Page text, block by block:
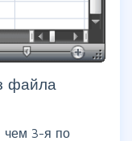
файла
чем 3-я по